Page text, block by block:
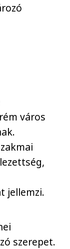
város
jellemzi.
szerepet.